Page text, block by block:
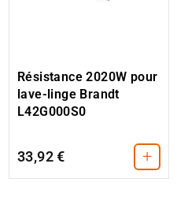
Résistance 2020W pour
lave-linge Brandt
L42G000S0
33,92 € +